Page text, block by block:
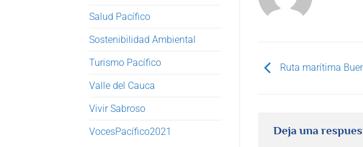
Salud Pacífico
Sostenibilidad Ambiental
Turismo Pacífico
Valle del Cauca
Vivir Sabroso
VocesPacífico2021
Ruta marítima
Deja una